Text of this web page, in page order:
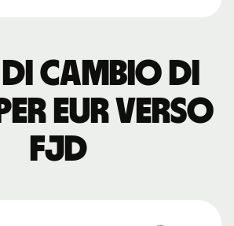
cambio di
EUR verso
FJD